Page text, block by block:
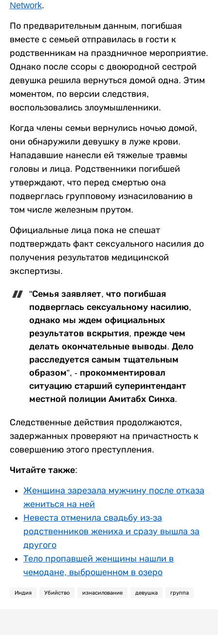
Network.
По предварительным данным, погибшая
вместе с семьей отправилась в гости к
родственникам на праздничное мероприятие.
Однако после ссоры с двоюродной сестрой
девушка решила вернуться домой одна. Этим
моментом, по версии следствия,
воспользовались злоумышленники.
Когда члены семьи вернулись ночью домой,
они обнаружили девушку в луже крови.
Нападавшие нанесли ей тяжелые травмы
головы и лица. Родственники погибшей
утверждают, что перед смертью она
подверглась групповому изнасилованию в
том числе железным прутом.
Официальные лица пока не спешат
подтверждать факт сексуального насилия до
получения результатов медицинской
экспертизы.
"Семья заявляет, что погибшая
подверглась сексуальному насилию,
однако мы ждем официальных
результатов вскрытия, прежде чем
делать окончательные выводы. Дело
расследуется самым тщательным
образом”, - прокомментировал
ситуацию старший суперинтендант
местной полиции Амитабх Синха.
Следственные действия продолжаются,
задержанных проверяют на причастность к
совершению этого преступления.
Читайте также:
Женщина зарезала мужчину после отказа
жениться на ней
Невеста отменила свадьбу из-за
родственников жениха и сразу вышла за
другого
Тело пропавшей женщины нашли в
чемодане, выброшенном в озеро
Индия Убийство изнасилование девушка группа